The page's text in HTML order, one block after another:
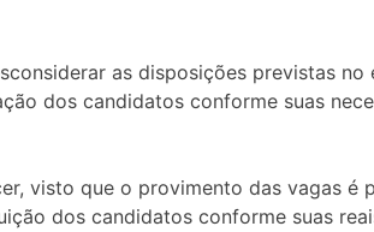
as disposições previstas no
dos candidatos conforme suas
visto que o provimento das vagas é
dos candidatos conforme suas